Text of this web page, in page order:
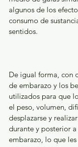
algunos de los
consumo de
sentidos.
De igual forma, con
de embarazo y los
utilizados para que
el peso, volumen,
desplazarse y
durante y posterior
embarazo, lo que